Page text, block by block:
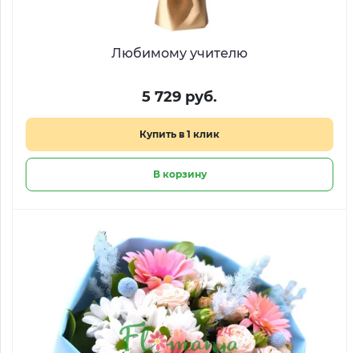
Любимому учителю
5 729 руб.
Купить в 1 клик
В корзину